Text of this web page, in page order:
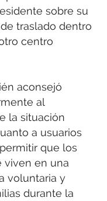
sobre su
traslado dentro
centro
aconsejó
al
la situación
a usuarios
que los
viven en una
voluntaria y
durante la